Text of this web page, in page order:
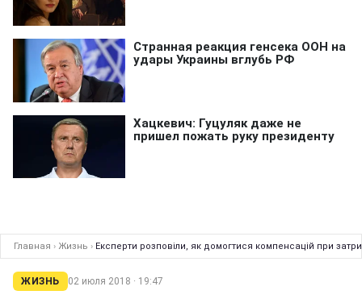
Главная › Жизнь › Експерти розповіли, як домогтися компенсацій при
ЖИЗНЬ 02 июля 2018 · 19:47